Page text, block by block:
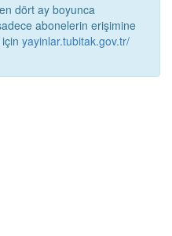
dört ay boyunca
abonelerin erişimine
için yayinlar.tubitak.gov.tr/